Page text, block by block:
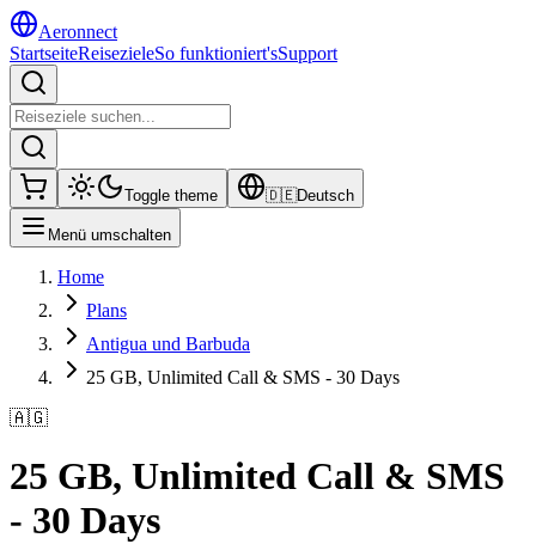
Aeronnect
StartseiteReisezieleSo funktioniert'sSupport
Toggle theme 🇩🇪Deutsch
Menü umschalten
Home
Plans
Antigua und Barbuda
25 GB, Unlimited Call & SMS - 30 Days
🇦🇬
25 GB, Unlimited Call & SMS
- 30 Days